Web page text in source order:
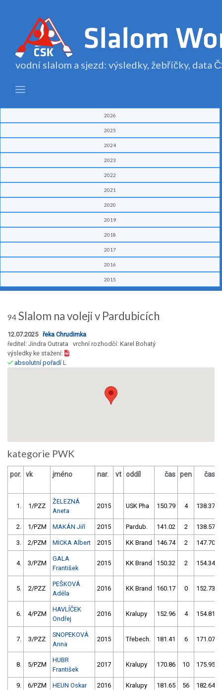
vodní slalom a sjezd: výsledky, žebříčky, data
2026
2025
2024
2023
2022
2021
2020
2019
2018
2017
2016
2015
94 Slalom na voleji v Pardubicích
12.07.2025 řeka Chrudimka
ředitel: Jindra Outrata vrchní rozhodčí: Karel Bohatý
výsledky ke stažení:
absolutní pořadíL
kategorie PWK
por. vk jméno nar. vt oddíl čas pen čas
1. 1/PZZ
ŽELEZNÁ
Aneta
2015 USK Pha 150.79 4 138.37
2. 1/PZM MAKÁN Jiří 2015 Pardub. 141.02 2 138.57
3. 2/PZM MICKA Albert 2015 KK Brand 146.74 2 147.70
4. 3/PZM
GALA
František
2015 KK Brand 150.32 2 154.34
5. 2/PZZ
PEŠKOVÁ
Adéla
2016 KK Brand 160.17 0 152.73
6. 4/PZM
HAVLÍČEK
Ondřej
2016 Kralupy 152.96 4 154.81
7. 3/PZZ
SNOPEKOVÁ
Anna
2015 Třebech. 181.41 6 171.07
8. 5/PZM
HUBR
František
2017 Kralupy 170.86 10 175.95
9. 6/PZM HEUN Oskar 2016 Kralupy 181.65 56 182.64